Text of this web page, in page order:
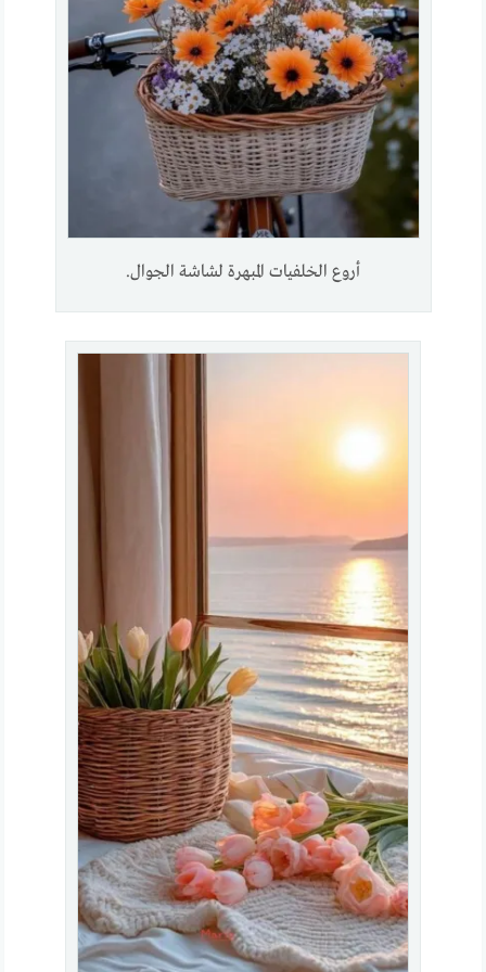
أروع الخلفيات المبهرة لشاشة الجوال.